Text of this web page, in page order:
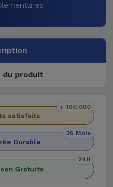
du produit
satisfaits
+ 100.000
Durable
36 Mois
Gratuite
24H